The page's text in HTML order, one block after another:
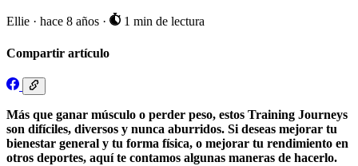
Ellie · hace 8 años · 1 min de lectura
Compartir artículo
Más que ganar músculo o perder peso, estos Training Journeys
son difíciles, diversos y nunca aburridos. Si deseas mejorar tu
bienestar general y tu forma física, o mejorar tu rendimiento en
otros deportes, aquí te contamos algunas maneras de hacerlo.